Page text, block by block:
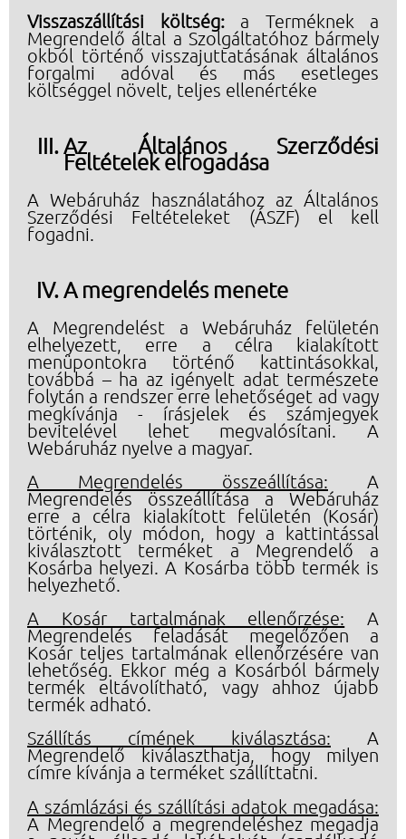
Visszaszállítási költség:a Terméknek a
Megrendelő által a Szolgáltatóhoz bármely
okból történő visszajuttatásának általános
forgalmi adóval és más esetleges
költséggel növelt, teljes ellenértéke
Az Általános Szerződési
Feltételek elfogadása
A Webáruház használatához az Általános
Szerződési Feltételeket (ÁSZF) el kell
fogadni.
A megrendelés menete
A Megrendelést a Webáruház felületén
elhelyezett, erre a célra kialakított
menüpontokra történő kattintásokkal,
továbbá – ha az igényelt adat természete
folytán a rendszer erre lehetőséget ad vagy
megkívánja - írásjelek és számjegyek
bevitelével lehet megvalósítani. A
Webáruház nyelve a magyar.
A Megrendelés összeállítása: A
Megrendelés összeállítása a Webáruház
erre a célra kialakított felületén (Kosár)
történik, oly módon, hogy a kattintással
kiválasztott terméket a Megrendelő a
Kosárba helyezi. A Kosárba több termék is
helyezhető.
A Kosár tartalmának ellenőrzése: A
Megrendelés feladását megelőzően a
Kosár teljes tartalmának ellenőrzésére van
lehetőség. Ekkor még a Kosárból bármely
termék eltávolítható, vagy ahhoz újabb
termék adható.
Szállítás címének kiválasztása: A
Megrendelő kiválaszthatja, hogy milyen
címre kívánja a terméket szállíttatni.
A számlázási és szállítási adatok megadása:
A Megrendelő a megrendeléshez megadja